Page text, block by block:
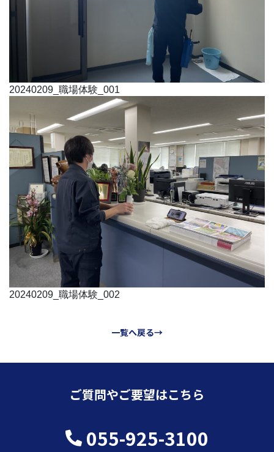
20240209_職場体験_001
20240209_職場体験_002
一覧へ戻る→
ご質問やご要望はこちら
055-925-3100